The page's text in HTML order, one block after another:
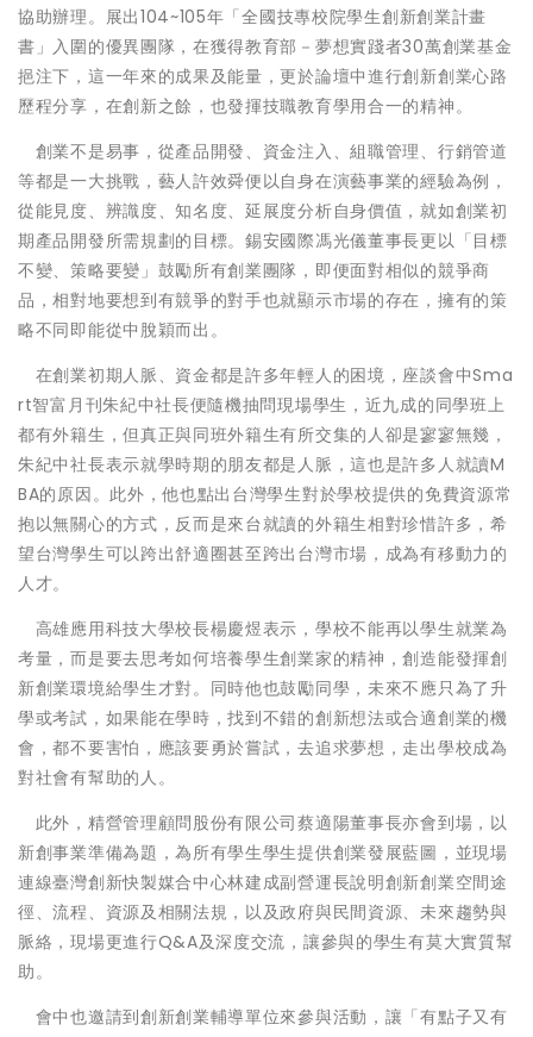
協助辦理。展出104~105年「全國技專校院學生創新創業計畫
書」入圍的優異團隊，在獲得教育部－夢想實踐者30萬創業基金
挹注下，這一年來的成果及能量，更於論壇中進行創新創業心路
歷程分享，在創新之餘，也發揮技職教育學用合一的精神。
創業不是易事，從產品開發、資金注入、組職管理、行銷管道
等都是一大挑戰，藝人許效舜便以自身在演藝事業的經驗為例，
從能見度、辨識度、知名度、延展度分析自身價值，就如創業初
期產品開發所需規劃的目標。錫安國際馮光儀董事長更以「目標
不變、策略要變」鼓勵所有創業團隊，即便面對相似的競爭商
品，相對地要想到有競爭的對手也就顯示市場的存在，擁有的策
略不同即能從中脫穎而出。
在創業初期人脈、資金都是許多年輕人的困境，座談會中Sma
rt智富月刊朱紀中社長便隨機抽問現場學生，近九成的同學班上
都有外籍生，但真正與同班外籍生有所交集的人卻是寥寥無幾，
朱紀中社長表示就學時期的朋友都是人脈，這也是許多人就讀M
BA的原因。此外，他也點出台灣學生對於學校提供的免費資源常
抱以無關心的方式，反而是來台就讀的外籍生相對珍惜許多，希
望台灣學生可以跨出舒適圈甚至跨出台灣市場，成為有移動力的
人才。
高雄應用科技大學校長楊慶煜表示，學校不能再以學生就業為
考量，而是要去思考如何培養學生創業家的精神，創造能發揮創
新創業環境給學生才對。同時他也鼓勵同學，未來不應只為了升
學或考試，如果能在學時，找到不錯的創新想法或合適創業的機
會，都不要害怕，應該要勇於嘗試，去追求夢想，走出學校成為
對社會有幫助的人。
此外，精營管理顧問股份有限公司蔡適陽董事長亦會到場，以
新創事業準備為題，為所有學生學生提供創業發展藍圖，並現場
連線臺灣創新快製媒合中心林建成副營運長說明創新創業空間途
徑、流程、資源及相關法規，以及政府與民間資源、未來趨勢與
脈絡，現場更進行Q&A及深度交流，讓參與的學生有莫大實質幫
助。
會中也邀請到創新創業輔導單位來參與活動，讓「有點子又有